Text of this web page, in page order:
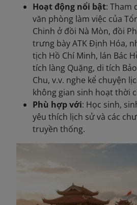
Hoạt động nổi bật: Tham
văn phòng làm việc của
Chinh ở đồi Nà Mòn, đồi
trưng bày ATK Định Hóa,
tịch Hồ Chí Minh, lán Bác
tích làng Quặng, di tích
Chu, v.v. nghe kể chuyện
không gian sinh hoạt thời
Phù hợp với: Học sinh,
yêu thích lịch sử và các
truyền thống.